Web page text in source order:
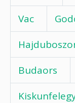
Vac
Budaors